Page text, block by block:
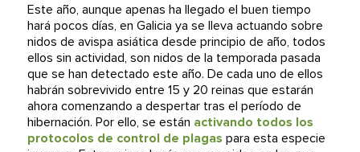
Este año, aunque apenas ha llegado el buen tiempo
hará pocos días, en Galicia ya se lleva actuando sobre
nidos de avispa asiática desde principio de año, todos
ellos sin actividad, son nidos de la temporada pasada
que se han detectado este año. De cada uno de ellos
habrán sobrevivido entre 15 y 20 reinas que estarán
ahora comenzando a despertar tras el período de
hibernación. Por ello, se están activando todos los
protocolos de control de plagas para esta especie